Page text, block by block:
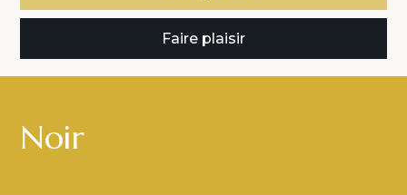
Faire plaisir
Noir